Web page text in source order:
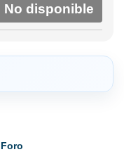
No disponible
Foro